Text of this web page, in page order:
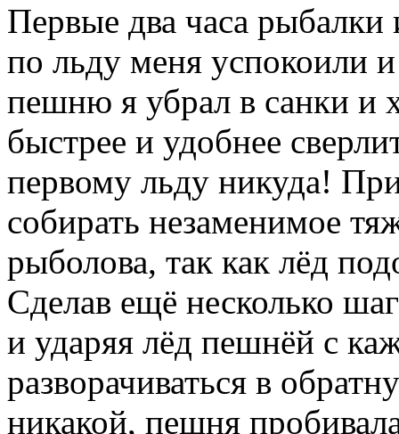
Первые два часа
по льду меня успокоили
пешню я убрал в санки и
быстрее и удобнее
первому льду никуда!
собирать незаменимое
рыболова, так как лёд
Сделав ещё несколько
и ударяя лёд пешнёй с
разворачиваться в
никакой, пешня